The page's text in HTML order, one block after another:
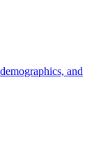
and